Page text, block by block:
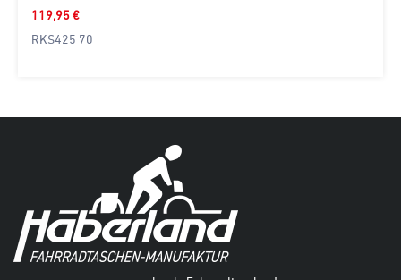
119,95 €
RKS425 70